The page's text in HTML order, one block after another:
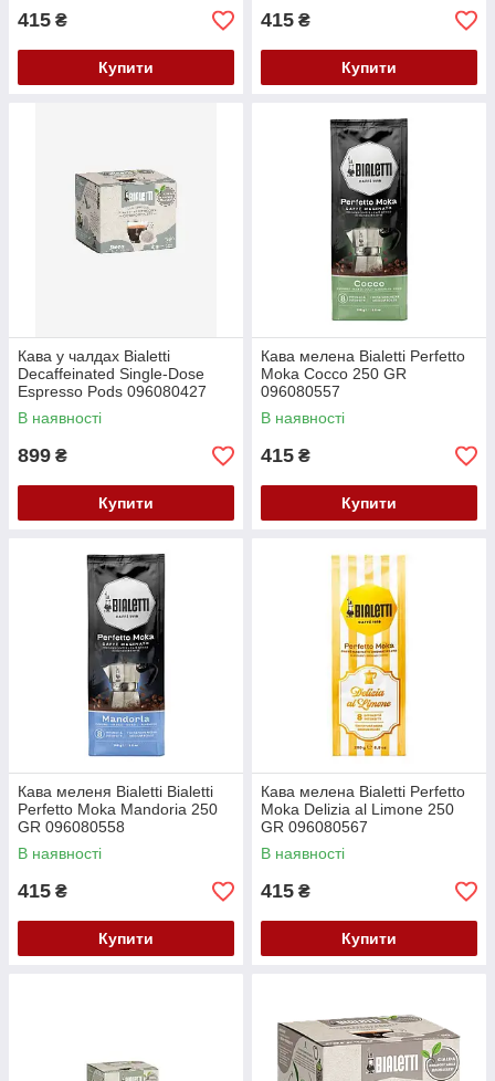
415 ₴
Купити
415 ₴
Купити
Кава у чалдах Bialetti
Decaffeinated Single-Dose
Espresso Pods 096080427
В наявності
899 ₴
Купити
Кава мелена Bialetti Perfetto
Moka Cocco 250 GR
096080557
В наявності
415 ₴
Купити
Кава меленя Bialetti Bialetti
Perfetto Moka Mandoria 250
GR 096080558
В наявності
415 ₴
Купити
Кава мелена Bialetti Perfetto
Moka Delizia al Limone 250
GR 096080567
В наявності
415 ₴
Купити